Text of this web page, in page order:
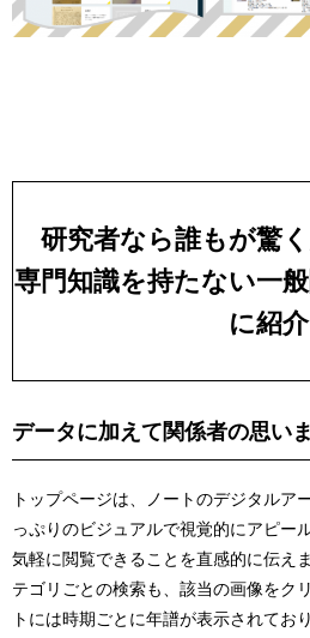
研究者なら誰もが驚
専門知識を持たない一
に紹介
データに加えて関係者の思い
トップページは、ノートのデジタルア
っぷりのビジュアルで視覚的にアピー
気軽に閲覧できることを直感的に伝え
テゴリごとの検索も、該当の画像をク
トには時期ごとに年譜が表示されてお